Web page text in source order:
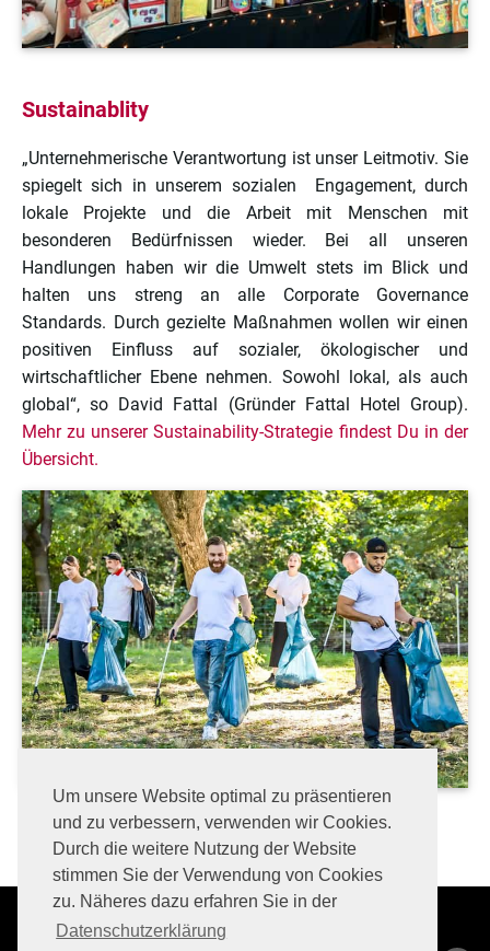
Um unsere Website optimal zu präsentieren
und zu verbessern, verwenden wir Cookies.
Durch die weitere Nutzung der Website
stimmen Sie der Verwendung von Cookies
zu. Näheres dazu erfahren Sie in der
Datenschutzerklärung
Sustainablity
„Unternehmerische Verantwortung ist unser Leitmotiv. Sie
spiegelt sich in unserem sozialen Engagement, durch
lokale Projekte und die Arbeit mit Menschen mit
besonderen Bedürfnissen wieder. Bei all unseren
Handlungen haben wir die Umwelt stets im Blick und
halten uns streng an alle Corporate Governance
Standards. Durch gezielte Maßnahmen wollen wir einen
positiven Einfluss auf sozialer, ökologischer und
wirtschaftlicher Ebene nehmen. Sowohl lokal, als auch
global“, so David Fattal (Gründer Fattal Hotel Group).
Mehr zu unserer Sustainability-Strategie findest Du in der
Übersicht.